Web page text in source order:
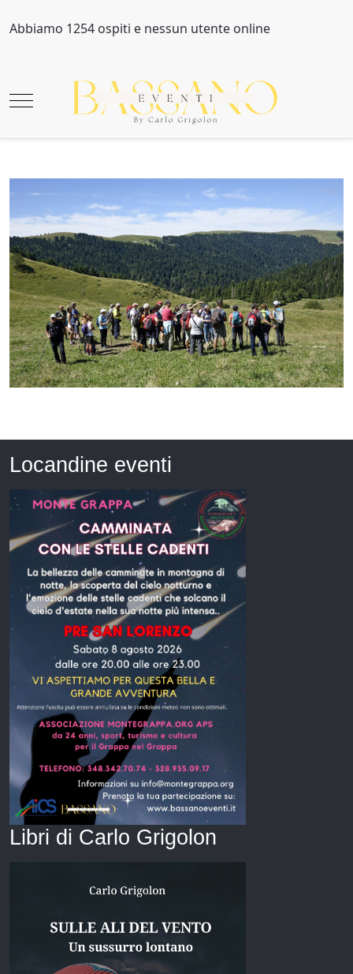
Abbiamo 1254 ospiti e nessun utente online
Mobile Menu Toggle
Locandine eventi
Libri di Carlo Grigolon